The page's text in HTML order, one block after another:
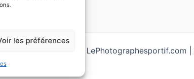
les préférences
Copyright © 2026 LePhotographesportif.com |